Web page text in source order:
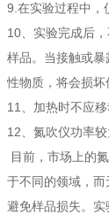
9.在实验过程中，
10、实验完成后
样品。当接触或
性物质，将会损坏
11、加热时不应移
12、氮吹仪功率
目前，市场上的
于不同的领域，而
避免样品损失。